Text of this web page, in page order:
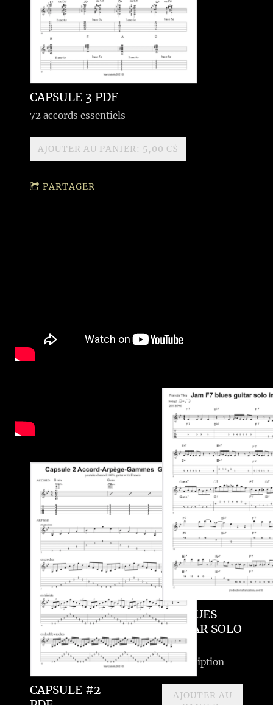
CAPSULE 3 PDF
72 accords essentiels
AJOUTER AU PANIER: 5,00 C$
PARTAGER
CAPSULE #2
F7 BLUES
GUITAR SOLO
PDF
Transcription
AJOUTER AU